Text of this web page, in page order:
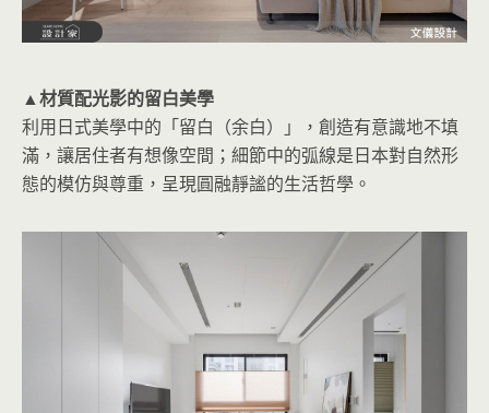
▲材質配光影的留白美學
利用日式美學中的「留白（余白）」，創造有意識地不填
滿，讓居住者有想像空間；細節中的弧線是日本對自然形
態的模仿與尊重，呈現圓融靜謐的生活哲學。